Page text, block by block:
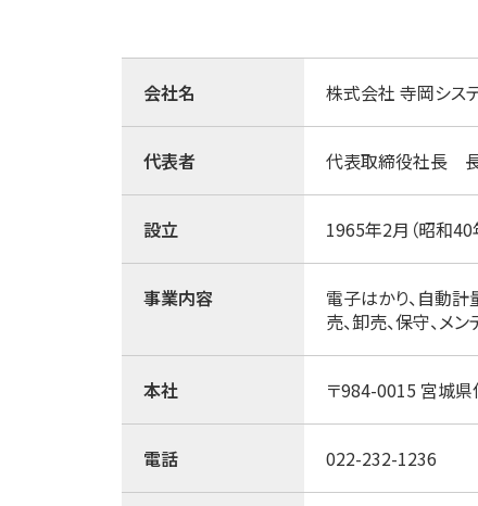
会社名 株式会社 寺岡シス
代表者 代表取締役社長
設立 1965年2月（昭和40
事業内容
電子はかり、自動計
売、卸売、保守、メ
本社 〒984-0015 宮城
電話 022-232-1236